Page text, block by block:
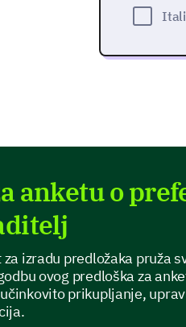
Other
anketu o
izradu predložaka pruža
ovog predloška za
prikupljanje,